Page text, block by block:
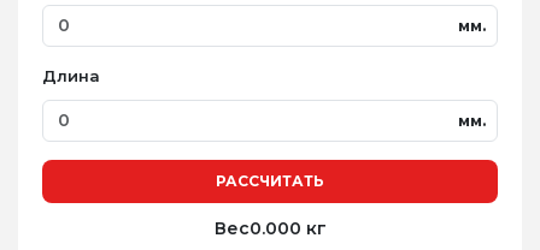
мм.
Длина
мм.
РАССЧИТАТЬ
Вес0.000 кг